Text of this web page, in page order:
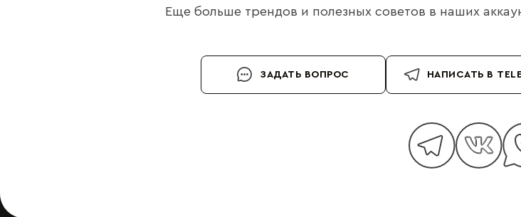
Еще больше трендов и полезных советов в наших
ЗАДАТЬ ВОПРОС НАПИСАТЬ В